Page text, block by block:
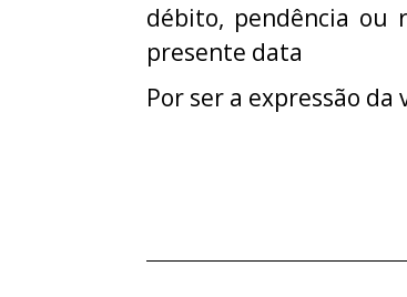
débito, pendência ou
presente data
Por ser a expressão